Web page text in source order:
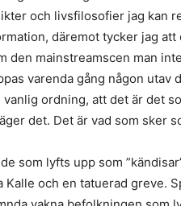
och livsfilosofier jag kan
däremot tycker jag
den mainstreamscen man
varenda gång någon utav
vanlig ordning, att det är det
det. Det är vad som sker
som lyfts upp som
Kalle och en tatuerad greve.